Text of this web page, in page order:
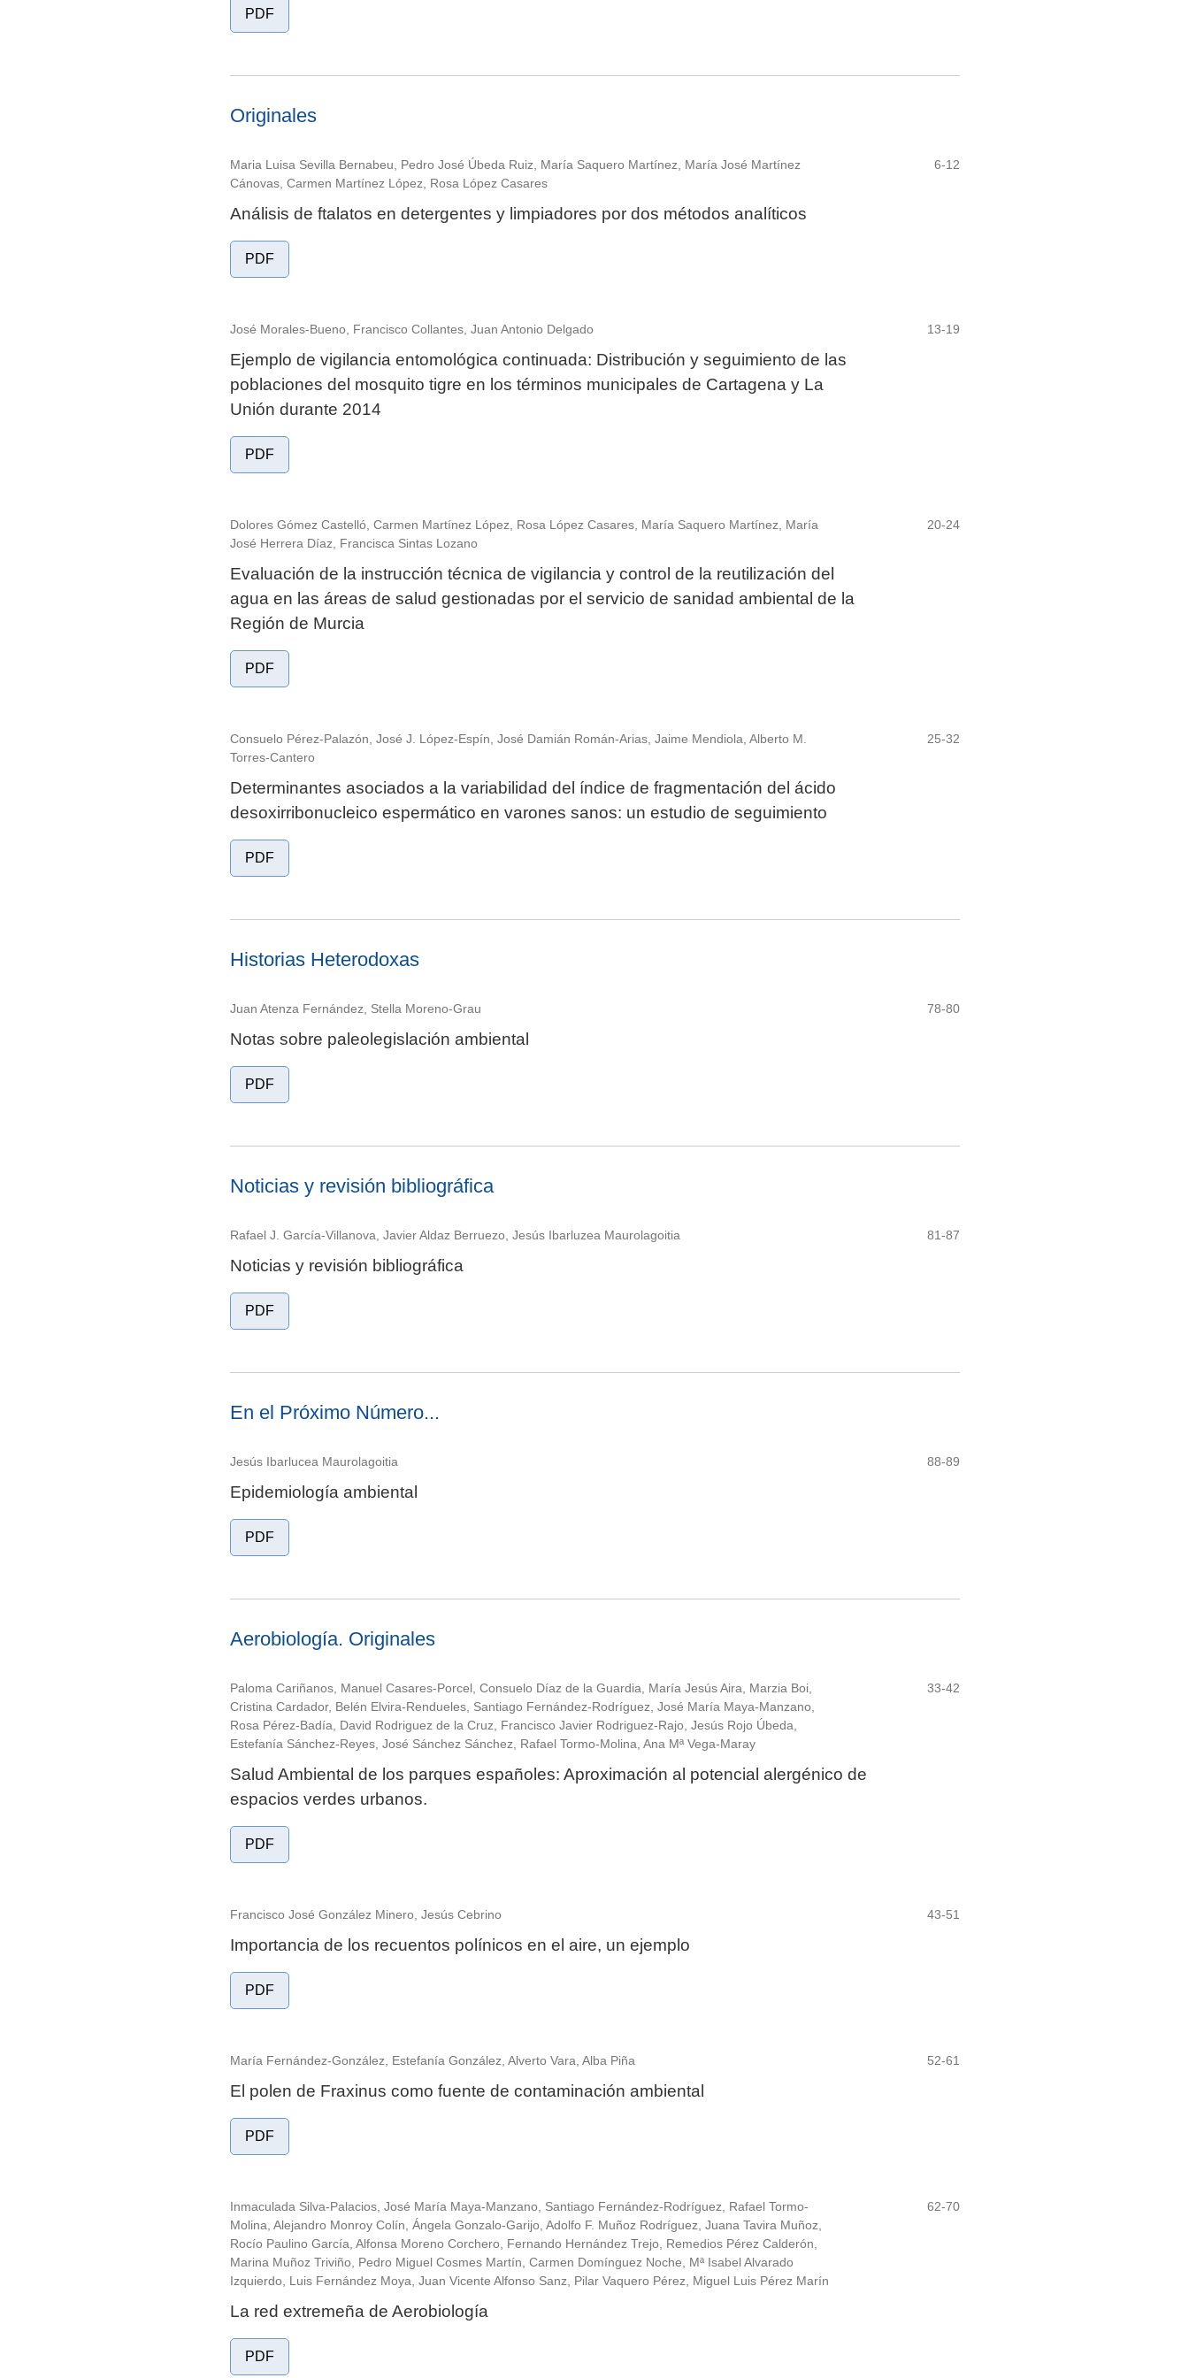
PDF
Originales
Maria Luisa Sevilla Bernabeu, Pedro José Úbeda Ruiz, María Saquero Martínez, María José Martínez
Cánovas, Carmen Martínez López, Rosa López Casares
6-12
Análisis de ftalatos en detergentes y limpiadores por dos métodos analíticos
PDF
José Morales-Bueno, Francisco Collantes, Juan Antonio Delgado 13-19
Ejemplo de vigilancia entomológica continuada: Distribución y seguimiento de las
poblaciones del mosquito tigre en los términos municipales de Cartagena y La
Unión durante 2014
PDF
Dolores Gómez Castelló, Carmen Martínez López, Rosa López Casares, María Saquero Martínez, María
José Herrera Díaz, Francisca Sintas Lozano
20-24
Evaluación de la instrucción técnica de vigilancia y control de la reutilización del
agua en las áreas de salud gestionadas por el servicio de sanidad ambiental de la
Región de Murcia
PDF
Consuelo Pérez-Palazón, José J. López-Espín, José Damián Román-Arias, Jaime Mendiola, Alberto M.
Torres-Cantero
25-32
Determinantes asociados a la variabilidad del índice de fragmentación del ácido
desoxirribonucleico espermático en varones sanos: un estudio de seguimiento
PDF
Historias Heterodoxas
Juan Atenza Fernández, Stella Moreno-Grau 78-80
Notas sobre paleolegislación ambiental
PDF
Noticias y revisión bibliográfica
Rafael J. García-Villanova, Javier Aldaz Berruezo, Jesús Ibarluzea Maurolagoitia 81-87
Noticias y revisión bibliográfica
PDF
En el Próximo Número...
Jesús Ibarlucea Maurolagoitia 88-89
Epidemiología ambiental
PDF
Aerobiología. Originales
Paloma Cariñanos, Manuel Casares-Porcel, Consuelo Díaz de la Guardia, María Jesús Aira, Marzia Boi,
Cristina Cardador, Belén Elvira-Rendueles, Santiago Fernández-Rodríguez, José María Maya-Manzano,
Rosa Pérez-Badía, David Rodriguez de la Cruz, Francisco Javier Rodriguez-Rajo, Jesús Rojo Úbeda,
Estefanía Sánchez-Reyes, José Sánchez Sánchez, Rafael Tormo-Molina, Ana Mª Vega-Maray
33-42
Salud Ambiental de los parques españoles: Aproximación al potencial alergénico de
espacios verdes urbanos.
PDF
Francisco José González Minero, Jesús Cebrino 43-51
Importancia de los recuentos polínicos en el aire, un ejemplo
PDF
María Fernández-González, Estefanía González, Alverto Vara, Alba Piña 52-61
El polen de Fraxinus como fuente de contaminación ambiental
PDF
Inmaculada Silva-Palacios, José María Maya-Manzano, Santiago Fernández-Rodríguez, Rafael Tormo-
Molina, Alejandro Monroy Colín, Ángela Gonzalo-Garijo, Adolfo F. Muñoz Rodríguez, Juana Tavira Muñoz,
Rocío Paulino García, Alfonsa Moreno Corchero, Fernando Hernández Trejo, Remedios Pérez Calderón,
Marina Muñoz Triviño, Pedro Miguel Cosmes Martín, Carmen Domínguez Noche, Mª Isabel Alvarado
Izquierdo, Luis Fernández Moya, Juan Vicente Alfonso Sanz, Pilar Vaquero Pérez, Miguel Luis Pérez Marín
62-70
La red extremeña de Aerobiología
PDF